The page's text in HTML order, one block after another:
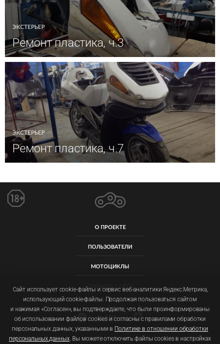
ЭКСТЕРЬЕР
Ремонт пластика, ч.3
ЭКСТЕРЬЕР
Ремонт пластика, ч.7
О ПРОЕКТЕ
ПОЛЬЗОВАТЕЛИ
МОТОЦИКЛЫ
ПРАВИЛА САЙТА
Пользовательское соглашениеПолитика обработки персональных данных
Сайт использует cookie-файлы и сервис веб-аналитики Яндекс.Метрика,
использующий cookie-файлы. Продолжая пользоваться сайтом
и нажимая «Согласен», вы подтверждаете, что были проинформированы
об использовании файлов cookies и согласны с правилами обработки
персональных данных, указанными в Политике в отношении обработки
персональных данных. Вы можете отключить файлы cookies в настройках